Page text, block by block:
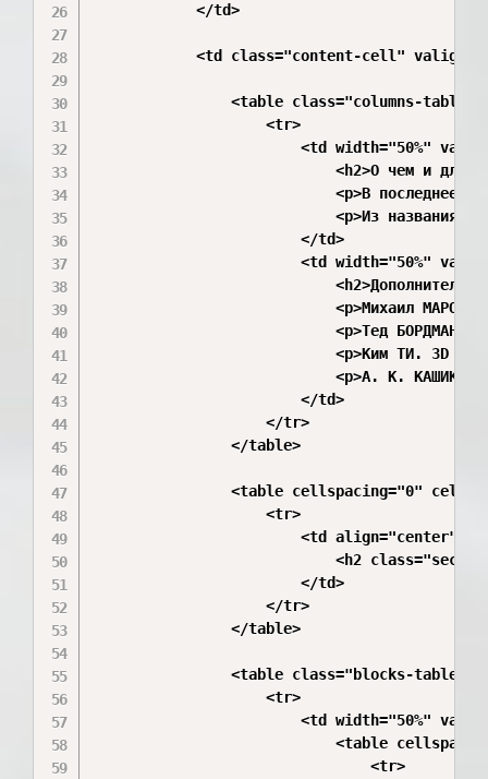
            </td>
<td class="content-cell"
<table class="columns-table"
                    <tr>
<td width="50%"
<h2>О чем и для
<p>В последнее
<p>Из названия
                        </td>
<td width="50%"
<p>Михаил МАРОВ.
<p>Тед БОРДМАН.
<p>Ким ТИ. 3D
<p>А. К. КАШИК.
                        </td>
                    </tr>
                </table>
<table cellspacing="0"
                    <tr>
                        <td align="center">
<h2
                        </td>
                    </tr>
                </table>
<table class="blocks-table"
                    <tr>
<td width="50%"
<table
                                <tr>